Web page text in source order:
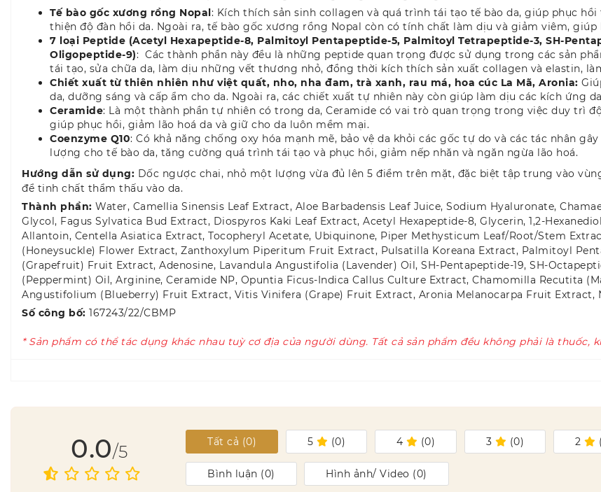
Tế bào gốc xương rồng Nopal: Kích thích sản sinh collagen và quá trình tái tạo tế bào da, giúp phục
thiện độ đàn hồi da. Ngoài ra, tế bào gốc xương rồng Nopal còn có tính chất làm dịu và giảm viêm,
7 loại Peptide (Acetyl Hexapeptide-8, Palmitoyl Pentapeptide-5, Palmitoyl Tetrapeptide-3, SH-
Oligopeptide-9): Các thành phần này đều là những peptide quan trọng được sử dụng trong các sản
tái tạo, sửa chữa da, làm dịu những vết thương nhỏ, đồng thời kích thích sản xuất collagen và elastin,
Chiết xuất từ thiên nhiên như việt quất, nho, nha đam, trà xanh, rau má, hoa cúc La Mã, Aronia:
da, dưỡng sáng và cấp ẩm cho da. Ngoài ra, các chiết xuất tự nhiên này còn giúp làm dịu các kích ứng
Ceramide: Là một thành phần tự nhiên có trong da, Ceramide có vai trò quan trọng trong việc duy trì
giúp phục hồi, giảm lão hoá da và giữ cho da luôn mềm mại.
Coenzyme Q10: Có khả năng chống oxy hóa mạnh mẽ, bảo vệ da khỏi các gốc tự do và các tác nhân
lượng cho tế bào da, tăng cường quá trình tái tạo và phục hồi, giảm nếp nhăn và ngăn ngừa lão hoá.
Hướng dẫn sử dụng: Dốc ngược chai, nhỏ một lượng vừa đủ lên 5 điểm trên mặt, đặc biệt tập trung vào
để tinh chất thẩm thấu vào da.
Thành phần: Water, Camellia Sinensis Leaf Extract, Aloe Barbadensis Leaf Juice, Sodium Hyaluronate,
Glycol, Fagus Sylvatica Bud Extract, Diospyros Kaki Leaf Extract, Acetyl Hexapeptide-8, Glycerin, 1,2-
Allantoin, Centella Asiatica Extract, Tocopheryl Acetate, Ubiquinone, Piper Methysticum Leaf/​Root/​Stem
(Honeysuckle) Flower Extract, Zanthoxylum Piperitum Fruit Extract, Pulsatilla Koreana Extract, Palmitoyl
(Grapefruit) Fruit Extract, Adenosine, Lavandula Angustifolia (Lavender) Oil, SH-Pentapeptide-19, SH-
(Peppermint) Oil, Arginine, Ceramide NP, Opuntia Ficus-Indica Callus Culture Extract, Chamomilla Recutita
Angustifolium (Blueberry) Fruit Extract, Vitis Vinifera (Grape) Fruit Extract, Aronia Melanocarpa Fruit Extract,
Số công bố: 167243/22/CBMP
* Sản phẩm có thể tác dụng khác nhau tuỳ cơ địa của người dùng. Tất cả sản phẩm đều không phải là thuốc,
0.0/5 Tất cả (0) 5 (0) 4 (0) 3 (0) 2 (
Bình luận (0) Hình ảnh/ Video (0)